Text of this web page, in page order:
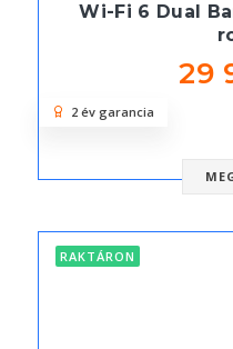
Wi-Fi 6 Dual
29
2 év garancia
RAKTÁRON